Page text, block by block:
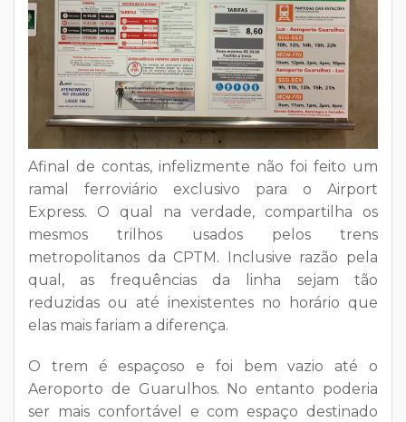
Afinal de contas, infelizmente não foi feito um
ramal ferroviário exclusivo para o Airport
Express. O qual na verdade, compartilha os
mesmos trilhos usados pelos trens
metropolitanos da CPTM. Inclusive razão pela
qual, as frequências da linha sejam tão
reduzidas ou até inexistentes no horário que
elas mais fariam a diferença.
O trem é espaçoso e foi bem vazio até o
Aeroporto de Guarulhos. No entanto poderia
ser mais confortável e com espaço destinado